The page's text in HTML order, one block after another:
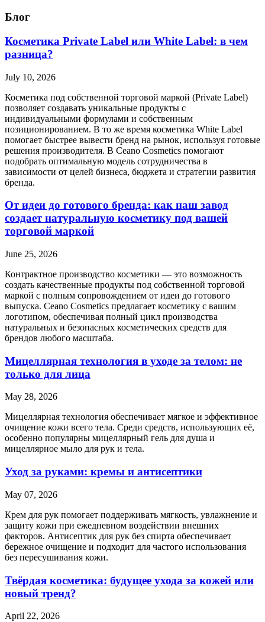
Блог
Косметика Private Label или White Label: в чем
разница?
July 10, 2026
Косметика под собственной торговой маркой (Private Label)
позволяет создавать уникальные продукты с
индивидуальными формулами и собственным
позиционированием. В то же время косметика White Label
помогает быстрее вывести бренд на рынок, используя готовые
решения производителя. В Ceano Cosmetics помогают
подобрать оптимальную модель сотрудничества в
зависимости от целей бизнеса, бюджета и стратегии развития
бренда.
От идеи до готового бренда: как наш завод
создает натуральную косметику под вашей
торговой маркой
June 25, 2026
Контрактное производство косметики — это возможность
создать качественные продукты под собственной торговой
маркой с полным сопровождением от идеи до готового
выпуска. Ceano Cosmetics предлагает косметику с вашим
логотипом, обеспечивая полный цикл производства
натуральных и безопасных косметических средств для
брендов любого масштаба.
Мицеллярная технология в уходе за телом: не
только для лица
May 28, 2026
Мицеллярная технология обеспечивает мягкое и эффективное
очищение кожи всего тела. Среди средств, использующих её,
особенно популярны мицеллярный гель для душа и
мицеллярное мыло для рук и тела.
Уход за руками: кремы и антисептики
May 07, 2026
Крем для рук помогает поддерживать мягкость, увлажнение и
защиту кожи при ежедневном воздействии внешних
факторов. Антисептик для рук без спирта обеспечивает
бережное очищение и подходит для частого использования
без пересушивания кожи.
Твёрдая косметика: будущее ухода за кожей или
новый тренд?
April 22, 2026